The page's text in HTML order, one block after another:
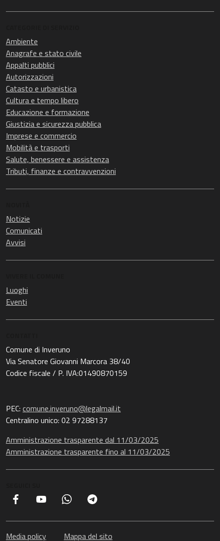
Ambiente
Anagrafe e stato civile
Appalti pubblici
Autorizzazioni
Catasto e urbanistica
Cultura e tempo libero
Educazione e formazione
Giustizia e sicurezza pubblica
Imprese e commercio
Mobilità e trasporti
Salute, benessere e assistenza
Tributi, finanze e contravvenzioni
Notizie
Comunicati
Avvisi
Luoghi
Eventi
Comune di Inveruno
Via Senatore Giovanni Marcora 38/40
Codice fiscale / P. IVA:01490870159
PEC: comune.inveruno@legalmail.it
Centralino unico: 02 97288137
Amministrazione trasparente dal 11/03/2025
Amministrazione trasparente fino al 11/03/2025
Facebook YouTube Whatsapp
Media policy Mappa del sito